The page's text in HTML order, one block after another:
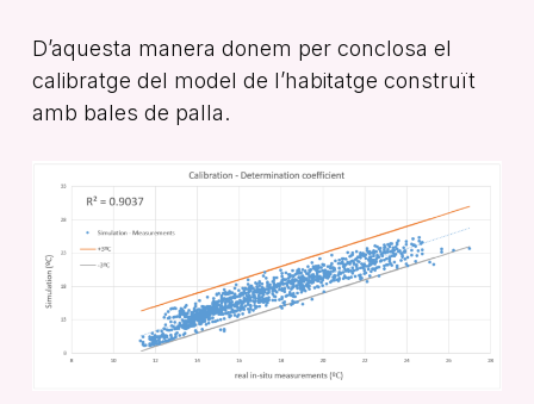
D’aquesta manera donem per conclosa el
calibratge del model de l’habitatge construït
amb bales de palla.